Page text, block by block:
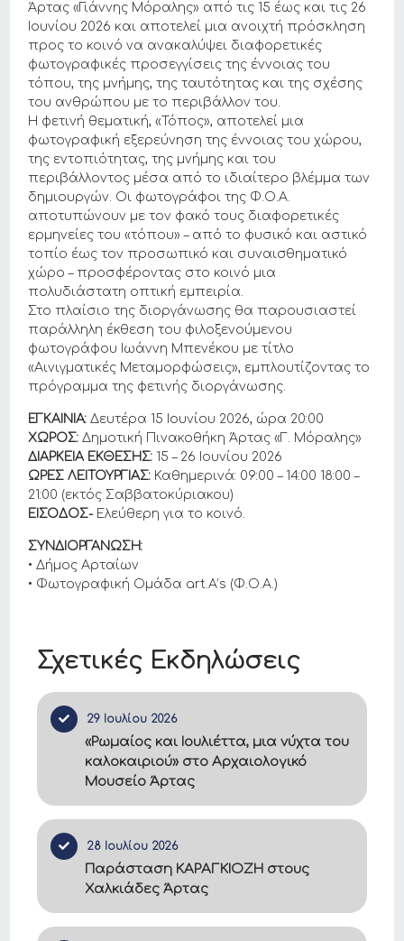
Σχετικές Εκδηλώσεις
29 Ιουλίου 2026
«Ρωμαίος και Ιουλιέττα, μια νύχτα του
καλοκαιριού» στο Αρχαιολογικό
Μουσείο Άρτας
28 Ιουλίου 2026
Παράσταση ΚΑΡΑΓΚΙΟΖΗ στους
Χαλκιάδες Άρτας
Άρτας «Γιάννης Μόραλης» από τις 15 έως και τις 26
Ιουνίου 2026 και αποτελεί μια ανοιχτή πρόσκληση
προς το κοινό να ανακαλύψει διαφορετικές
φωτογραφικές προσεγγίσεις της έννοιας του
τόπου, της μνήμης, της ταυτότητας και της σχέσης
του ανθρώπου με το περιβάλλον του.
Η φετινή θεματική, «Τόπος», αποτελεί μια
φωτογραφική εξερεύνηση της έννοιας του χώρου,
της εντοπιότητας, της μνήμης και του
περιβάλλοντος μέσα από το ιδιαίτερο βλέμμα των
δημιουργών. Οι φωτογράφοι της Φ.Ο.Α.
αποτυπώνουν με τον φακό τους διαφορετικές
ερμηνείες του «τόπου» – από το φυσικό και αστικό
τοπίο έως τον προσωπικό και συναισθηματικό
χώρο – προσφέροντας στο κοινό μια
πολυδιάστατη οπτική εμπειρία.
Στο πλαίσιο της διοργάνωσης θα παρουσιαστεί
παράλληλη έκθεση του φιλοξενούμενου
φωτογράφου Ιωάννη Μπενέκου με τίτλο
«Αινιγματικές Μεταμορφώσεις», εμπλουτίζοντας το
πρόγραμμα της φετινής διοργάνωσης.
ΕΓΚΑΙΝΙΑ: Δευτέρα 15 Ιουνίου 2026, ώρα 20:00
ΧΩΡΟΣ: Δημοτική Πινακοθήκη Άρτας «Γ. Μόραλης»
ΔΙΑΡΚΕΙΑ ΕΚΘΕΣΗΣ: 15 – 26 Ιουνίου 2026
ΩΡΕΣ ΛΕΙΤΟΥΡΓΙΑΣ: Καθημερινά: 09:00 – 14:00 18:00 –
21:00 (εκτός Σαββατοκύριακου)
ΕΙΣΟΔΟΣ-Ελεύθερη για το κοινό.
ΣΥΝΔΙΟΡΓΑΝΩΣΗ:
• Δήμος Αρταίων
• Φωτογραφική Ομάδα art.A’s (Φ.Ο.Α.)